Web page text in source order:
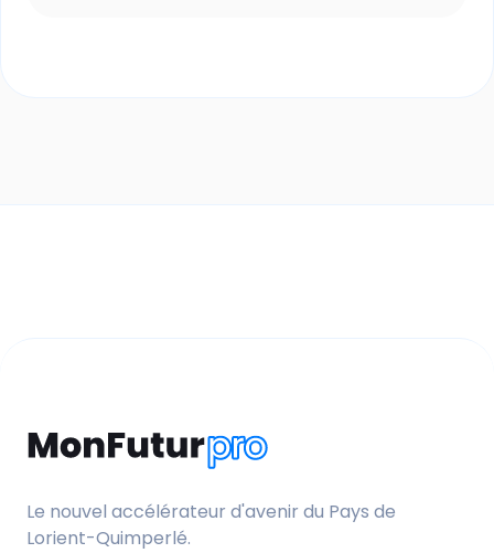
Le nouvel accélérateur d'avenir du Pays de
Lorient-Quimperlé.